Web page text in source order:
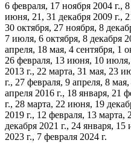
6 февраля, 17 ноября 2004 г.,
июня, 21, 31 декабря 2009 г.,
30 октября, 27 ноября, 8
7 июля, 6 октября, 8 декабря
апреля, 18 мая, 4 сентября, 1
26 февраля, 13 июня, 10 июля,
2013 г., 22 марта, 31 мая, 23
г., 27 февраля, 9 апреля, 8
апреля 2016 г., 18 января, 21
г., 28 марта, 22 июня, 19
2019 г., 12 февраля, 13 марта,
декабря 2021 г., 24 января,
2023 г., 7 февраля 2024 г.